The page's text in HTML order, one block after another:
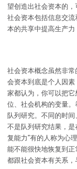
望创造出社会资本的，
社会资本包括信息交
本的共享中提高生产力
社会资本概念虽然非
会资本到底是个人因
家都认为，你可以把
位、社会机构的变量
队列研究。不同的时
不是队列研究结果，
复能力”有的人称为心
能不能很快地恢复到
都跟社会资本有关系，